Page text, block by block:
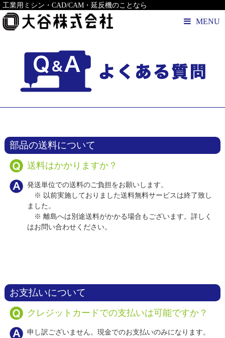
工業用ミシン・CAD/CAM・延反機のことなら
MENU
部品の送料について
送料はかかりますか？
発送単位での送料のご負担をお願いします。
※ 以前実施しておりました送料無料サービスは終了致し
ました。
※ 離島へは別途送料がかかる場合もございます。詳しく
はお問い合わせください。
お支払いについて
クレジットカードでの支払いは可能ですか？
申し訳ございません。現金でのお支払いのみになります。